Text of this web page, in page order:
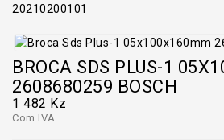
BROCA SDS PLUS-1
2608680259 BOSCH
1 482 Kz
Com IVA